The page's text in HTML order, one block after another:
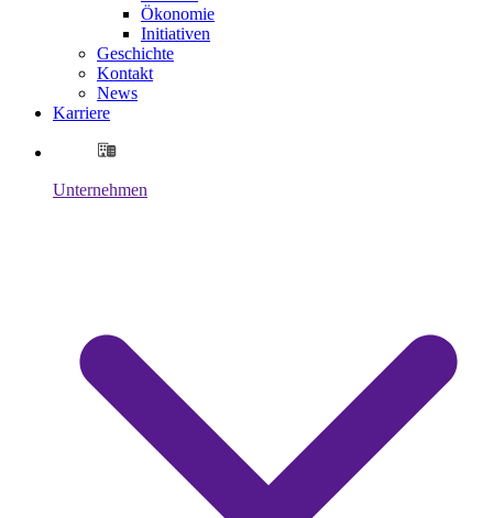
Ökonomie
Initiativen
Geschichte
Kontakt
News
Karriere
Unternehmen